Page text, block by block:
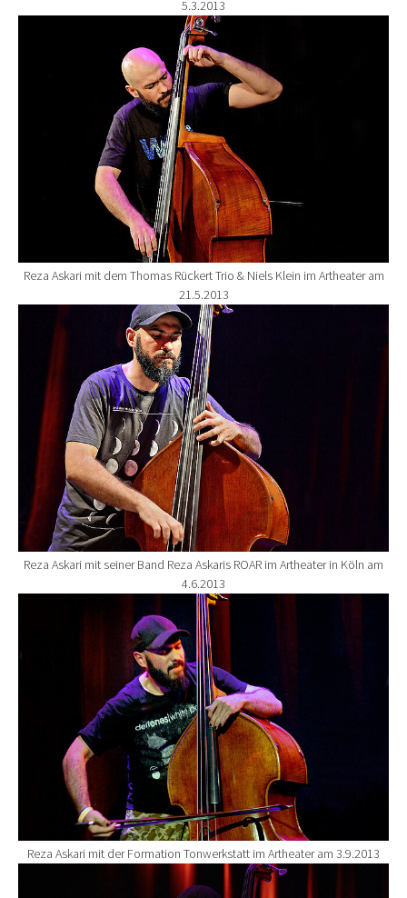
5.3.2013
Reza Askari mit dem Thomas Rückert Trio & Niels Klein im Artheater am
21.5.2013
Show larger version for:
Reza Askari mit seiner Band Reza Askaris ROAR im Artheater in Köln am
4.6.2013
Show larger version for:
Reza Askari mit der Formation Tonwerkstatt im Artheater am 3.9.2013
Show larger version for: